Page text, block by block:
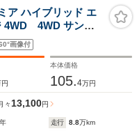
ア ハイブリッド エ
4WD 4WD サンル
ナビ 後部座席モ
突軽減ブレーキ
ブレーキ LEDヘ
画像付
円
本体価格
105.4万円
々 13,100円
年 走行 8.8万km